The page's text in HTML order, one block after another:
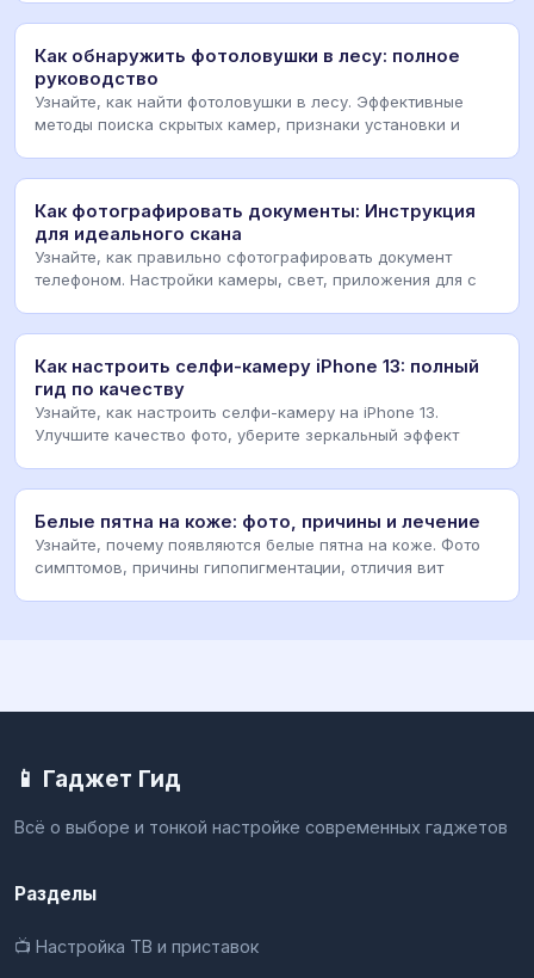
Как обнаружить фотоловушки в лесу: полное
руководство
Узнайте, как найти фотоловушки в лесу. Эффективные
методы поиска скрытых камер, признаки установки и
Как фотографировать документы: Инструкция
для идеального скана
Узнайте, как правильно сфотографировать документ
телефоном. Настройки камеры, свет, приложения для с
Как настроить селфи-камеру iPhone 13: полный
гид по качеству
Узнайте, как настроить селфи-камеру на iPhone 13.
Улучшите качество фото, уберите зеркальный эффект
Белые пятна на коже: фото, причины и лечение
Узнайте, почему появляются белые пятна на коже. Фото
симптомов, причины гипопигментации, отличия вит
📱 Гаджет Гид
Всё о выборе и тонкой настройке современных гаджетов
Разделы
📺 Настройка ТВ и приставок